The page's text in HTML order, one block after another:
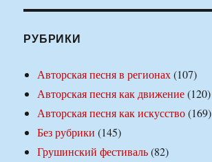
РУБРИКИ
Авторская песня в регионах(107)
Авторская песня как движение(120)
Авторская песня как искусство(169)
Без рубрики (145)
Грушинский фестиваль(82)